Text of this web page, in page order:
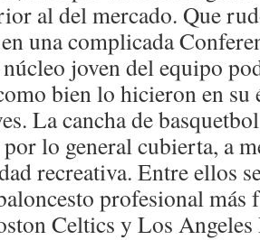
al del mercado. Que
una complicada
joven del equipo
bien lo hicieron en su
La cancha de
lo general cubierta, a
recreativa. Entre ellos
profesional más
Celtics y Los Angeles